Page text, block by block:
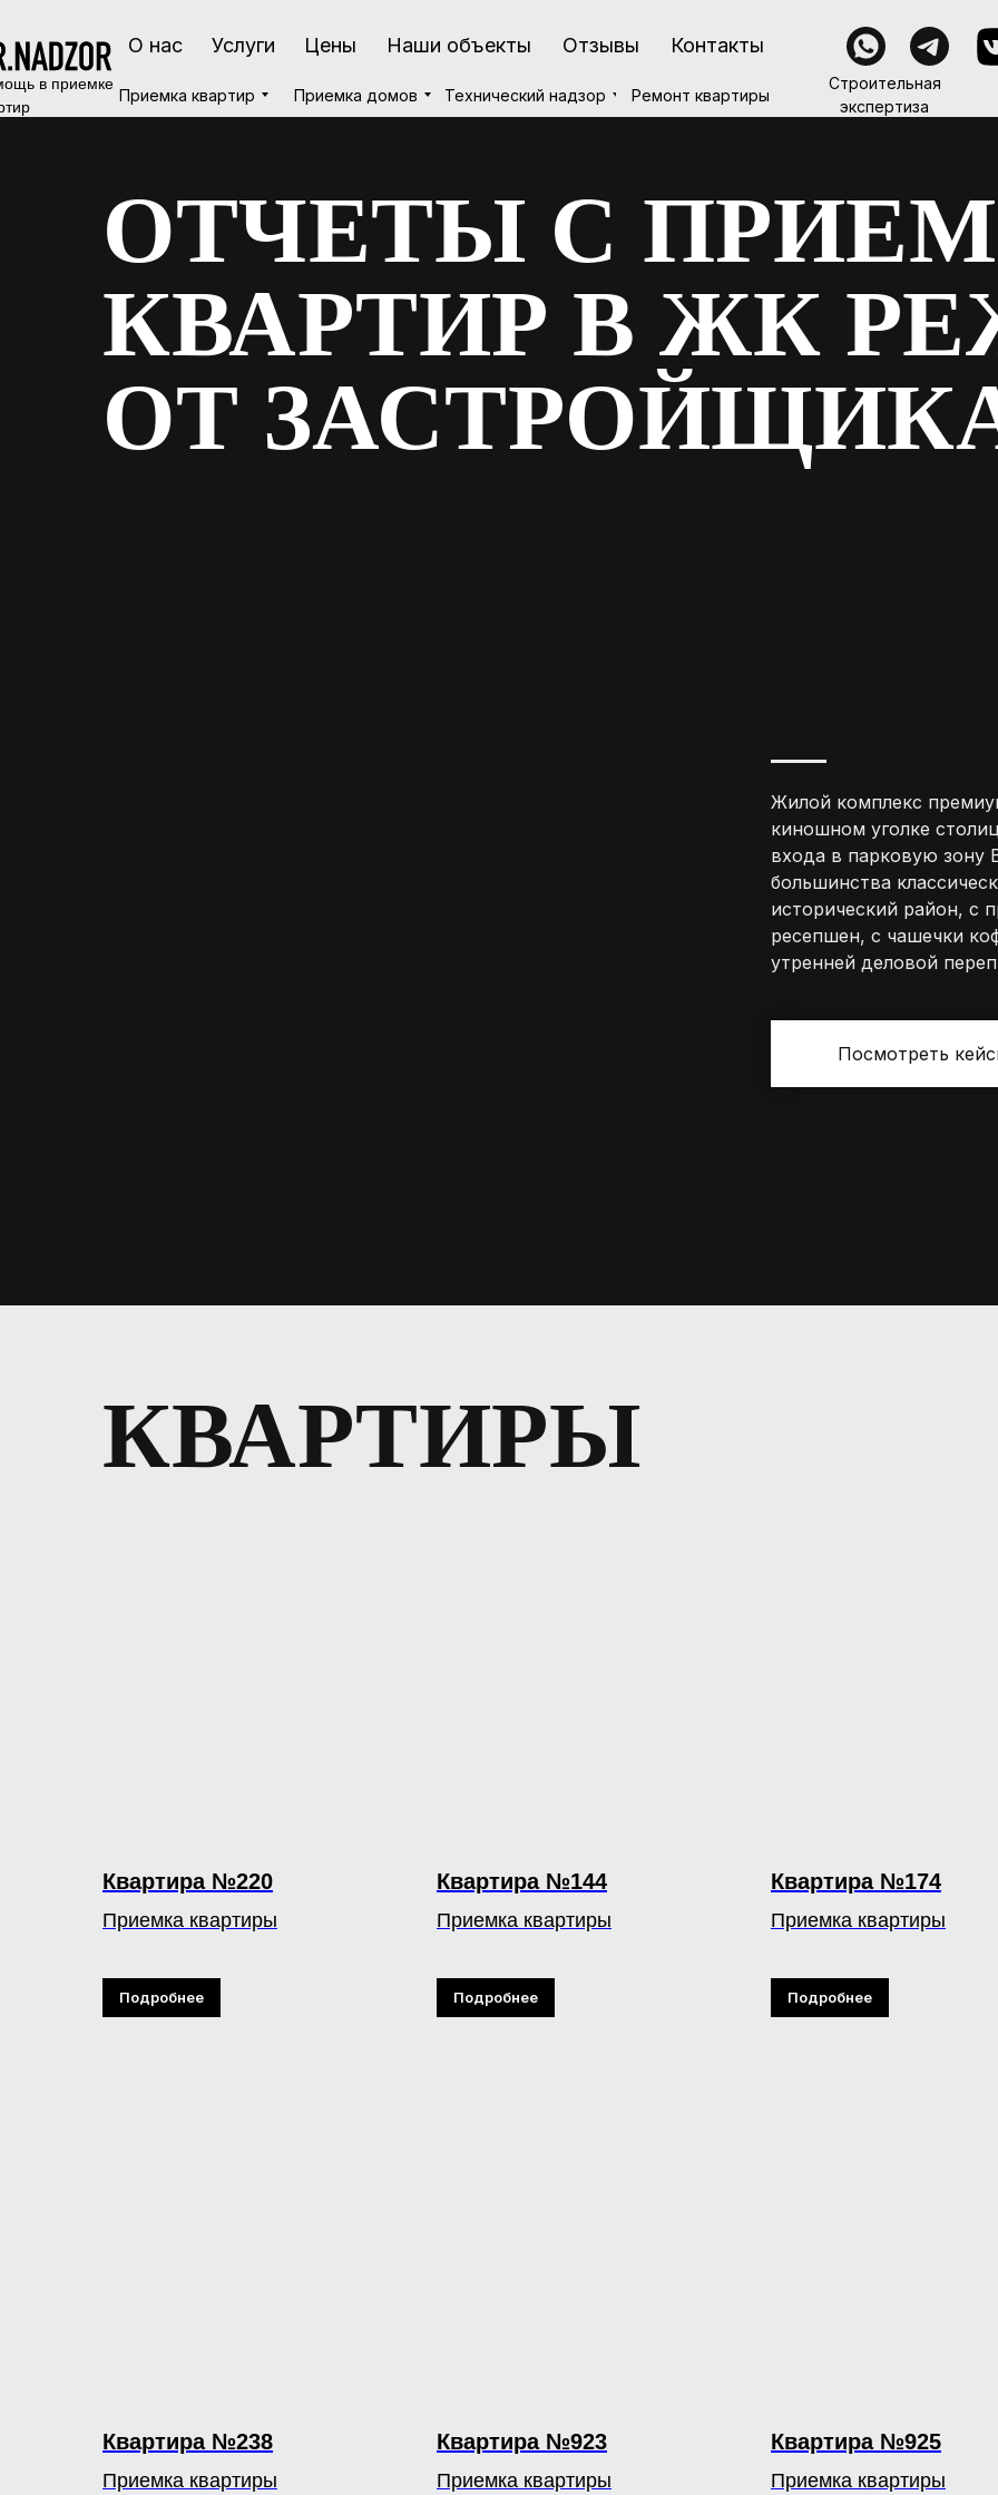
О нас Услуги Цены Наши объекты Отзывы Контакты
в приемке
Приемка квартир Приемка домов Технический надзор Ремонт квартиры
Строительная
экспертиза
Контакты
Отзывы
Наши объекты
Цены
Услуги
О нас
Приемка квартир Приемка домов Технический надзор Ремонт квартиры
Строительная
экспертиза
ОТЧЕТЫ С
КВАРТИР В ЖК
ОТ
Жилой комплекс
киношном уголке
входа в парковую зону
большинства
исторический район, с
ресепшен, с чашечки
утренней деловой
Посмотреть
КВАРТИРЫ
Квартира №220
Приемка квартиры
Подробнее
Квартира №144
Приемка квартиры
Подробнее
Квартира №174
Приемка квартиры
Подробнее
Квартира №238
Приемка квартиры
Квартира №923
Приемка квартиры
Квартира №925
Приемка квартиры